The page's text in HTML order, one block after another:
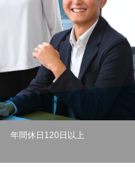
年間休日120日以上